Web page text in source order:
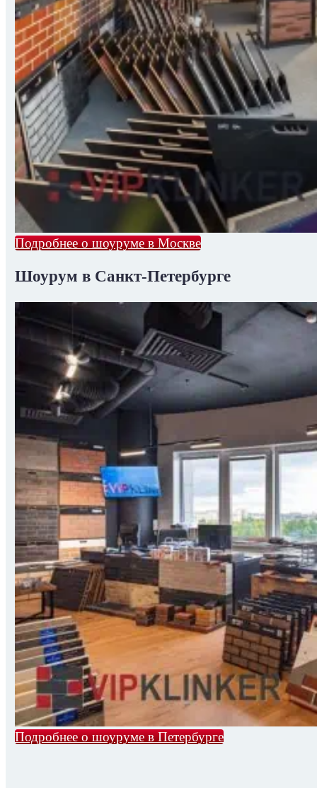
Подробнее о шоуруме в Москве
Шоурум в Санкт-Петербурге
Подробнее о шоуруме в Петербурге